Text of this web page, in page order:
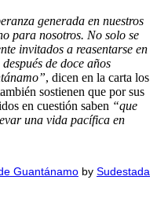
generada en nuestros
para nosotros. No solo se
invitados a reasentarse en
de doce años
, dicen en la carta los
sostienen que por sus
en cuestión saben “que
una vida pacífica en
Guantánamo by Sudestada